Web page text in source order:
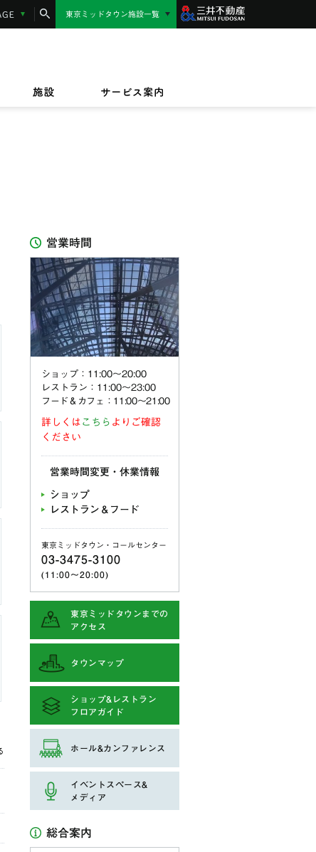
LANGUAGE東京ミッドタウン施設一覧
イン&アート施設 サービス案内
金)〜8/16(日)
（PARASOLS GARDEN）
入会キャンペーン
ィス ビルボードライブ東京
ンシェルジュサービス
ット同伴のお客様へ
営業時間
ショップ：11:00〜20:00
レストラン：11:00〜23:00
フード＆カフェ：11:00～21:00
詳しくは こちら よりご確認
ください
営業時間変更・休業情報
ショップ
レストラン＆フード
東京ミッドタウン・コールセンター
03-3475-3100
(11:00〜20:00)
東京ミッドタウンまでの
アクセス
タウンマップ
ショップ&レストラン
フロアガイド
ホール&カンファレンス
イベントスペース&
メディア
総合案内